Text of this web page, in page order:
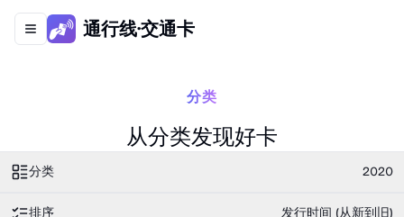
Toggle navigation menu
通行线·交通卡
分类
从分类发现好卡
分类 2020
排序 发行时间 (从新到旧)